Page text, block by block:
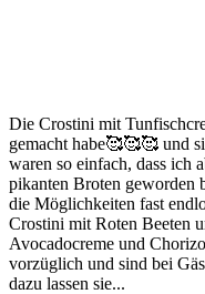
Die Crostini mit
gemacht habe🥰🥰🥰 und
waren so einfach, dass ich
pikanten Broten geworden
die Möglichkeiten fast
Crostini mit Roten Beeten
Avocadocreme und
vorzüglich und sind bei
dazu lassen sie...